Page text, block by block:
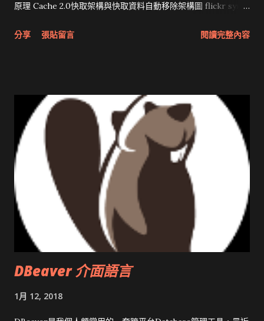
原理 Cache 2.0快取架構與快取資料自動移除架構圖 flickr sync
圖治推動改革 Wait and see 國內某SOC疑遭駭客入侵 大砲開講
分享 張貼留言 閱讀完整內容
DBeaver 介面語言
1月 12, 2018